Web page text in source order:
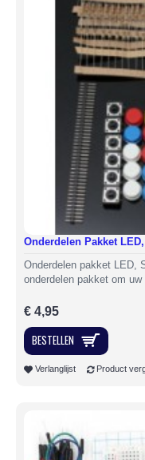
Onderdelen Pakket
Onderdelen pakket LED,
onderdelen pakket om uw
€ 4,95
BESTELLEN
Verlanglijst Product